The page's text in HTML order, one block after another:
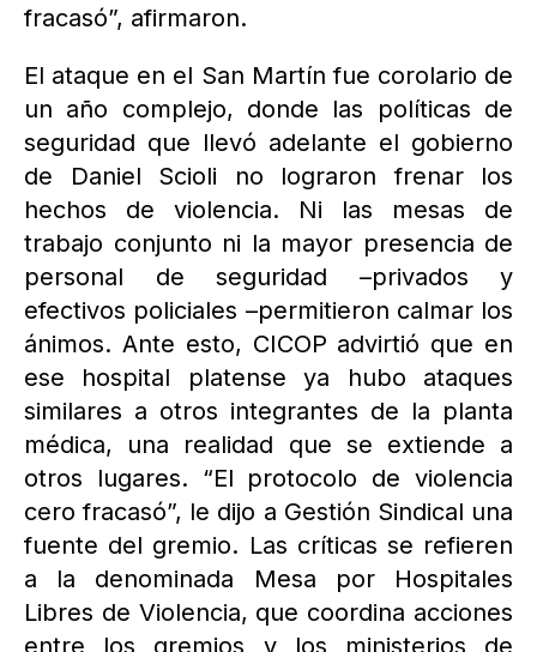
fracasó”, afirmaron.
El ataque en el San Martín fue corolario de
un año complejo, donde las políticas de
seguridad que llevó adelante el gobierno
de Daniel Scioli no lograron frenar los
hechos de violencia. Ni las mesas de
trabajo conjunto ni la mayor presencia de
personal de seguridad –privados y
efectivos policiales –permitieron calmar los
ánimos. Ante esto, CICOP advirtió que en
ese hospital platense ya hubo ataques
similares a otros integrantes de la planta
médica, una realidad que se extiende a
otros lugares. “El protocolo de violencia
cero fracasó”, le dijo a Gestión Sindical una
fuente del gremio. Las críticas se refieren
a la denominada Mesa por Hospitales
Libres de Violencia, que coordina acciones
entre los gremios y los ministerios de